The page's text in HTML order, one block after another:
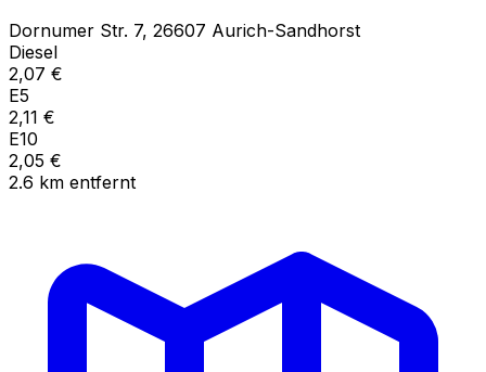
Dornumer Str. 7, 26607 Aurich-Sandhorst
Diesel
2,07 €
E5
2,11 €
E10
2,05 €
2.6 km entfernt